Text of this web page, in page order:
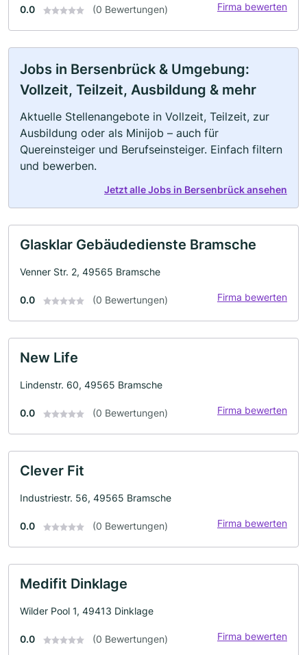
0.0 (0 Bewertungen) Firma bewerten
Jobs in Bersenbrück & Umgebung:
Vollzeit, Teilzeit, Ausbildung & mehr
Aktuelle Stellenangebote in Vollzeit, Teilzeit, zur
Ausbildung oder als Minijob – auch für
Quereinsteiger und Berufseinsteiger. Einfach filtern
und bewerben.
Jetzt alle Jobs in Bersenbrück ansehen
Glasklar Gebäudedienste Bramsche
Venner Str. 2, 49565 Bramsche
0.0 (0 Bewertungen) Firma bewerten
New Life
Lindenstr. 60, 49565 Bramsche
0.0 (0 Bewertungen) Firma bewerten
Clever Fit
Industriestr. 56, 49565 Bramsche
0.0 (0 Bewertungen) Firma bewerten
Medifit Dinklage
Wilder Pool 1, 49413 Dinklage
0.0 (0 Bewertungen) Firma bewerten